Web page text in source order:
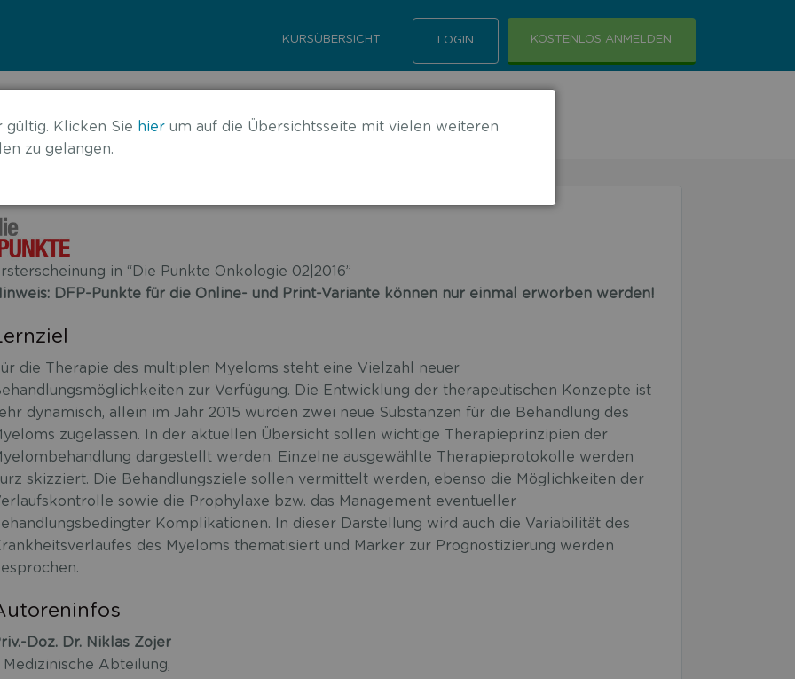
KURSÜBERSICHT LOGIN KOSTENLOS ANMELDEN
in “Die Punkte Onkologie 02|2016”
DFP-Punkte für die Online- und Print-Variante können nur einmal erworben werden!
die Therapie des multiplen Myeloms steht eine Vielzahl neuer
zur Verfügung. Die Entwicklung der therapeutischen Konzepte ist
dynamisch, allein im Jahr 2015 wurden zwei neue Substanzen für die Behandlung des
zugelassen. In der aktuellen Übersicht sollen wichtige Therapieprinzipien der
dargestellt werden. Einzelne ausgewählte Therapieprotokolle werden
skizziert. Die Behandlungsziele sollen vermittelt werden, ebenso die Möglichkeiten der
sowie die Prophylaxe bzw. das Management eventueller
Komplikationen. In dieser Darstellung wird auch die Variabilität des
des Myeloms thematisiert und Marker zur Prognostizierung werden
Doz. Dr. Niklas Zojer
Medizinische Abteilung,
gültig. Klicken Sie hierum auf die Übersichtsseite mit vielen weiteren
zu gelangen.